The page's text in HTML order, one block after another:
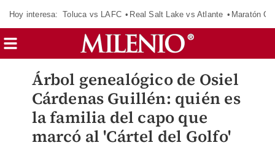
Hoy interesa: Toluca vs LAFC Real Salt Lake vs Atlante Maratón
Árbol genealógico de Osiel
Cárdenas Guillén: quién es
la familia del capo que
marcó al 'Cártel del Golfo'